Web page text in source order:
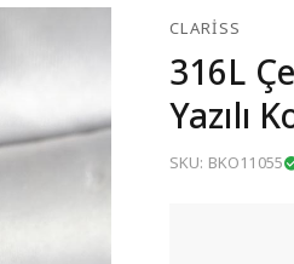
CLARISS
316L
Yazılı
SKU: BKO11055